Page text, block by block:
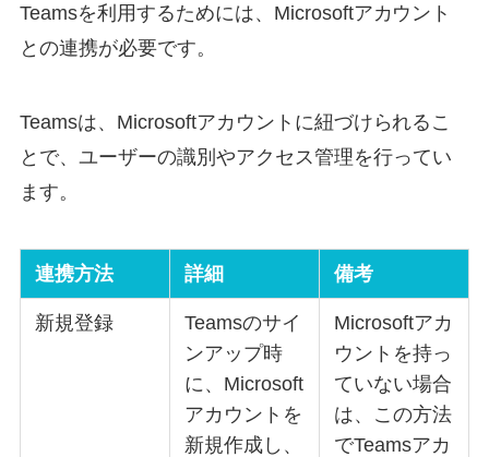
Teamsを利用するためには、Microsoftアカウント
との連携が必要です。
Teamsは、Microsoftアカウントに紐づけられるこ
とで、ユーザーの識別やアクセス管理を行ってい
ます。
連携方法 詳細 備考
新規登録
Teamsのサイ
ンアップ時
に、Microsoft
アカウントを
新規作成し、
Microsoftアカ
ウントを持っ
ていない場合
は、この方法
でTeamsアカ